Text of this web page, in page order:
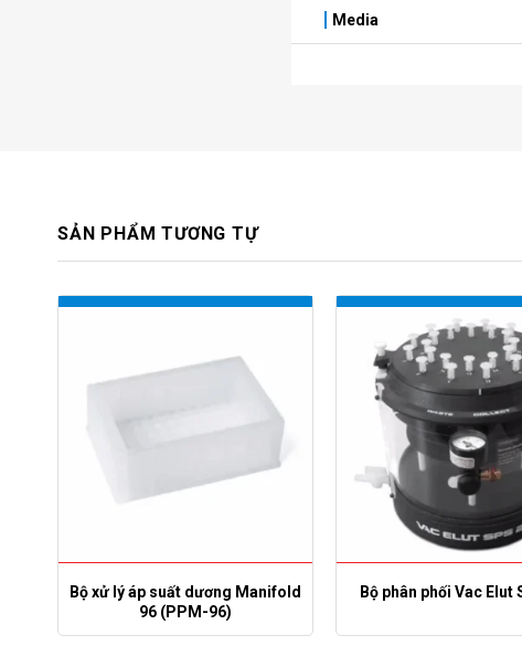
Media
SẢN PHẨM TƯƠNG TỰ
Bộ xử lý áp suất dương Manifold
96 (PPM-96)
Bộ phân phối Vac Elut